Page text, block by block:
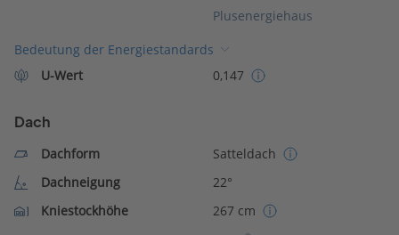
Plusenergiehaus
Bedeutung der Energiestandards
U-Wert
0,147
Dach
Dachform
Satteldach
Dachneigung
22°
Kniestockhöhe
267 cm